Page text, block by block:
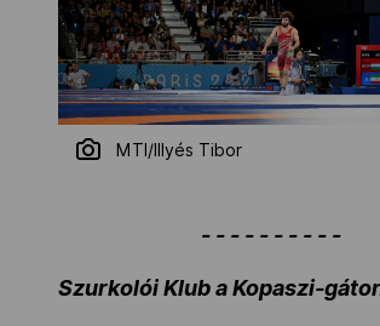
MTI/Illyés Tibor
- - - - - - - - - -
Szurkolói Klub a Kopaszi-